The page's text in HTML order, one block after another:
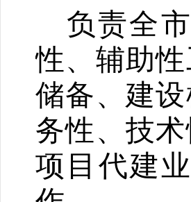
负责全
性、辅助
储备、建
务性、技
项目代建